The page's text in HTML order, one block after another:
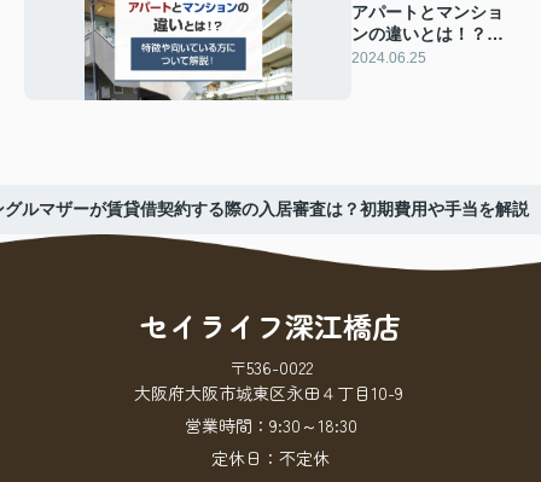
アパートとマンショ
ンの違いとは！？特
徴や向いている方に
2024.06.25
グルマザーが賃貸借契約する際の入居審査は？初期費用や手当を解説
セイライフ深江橋店
〒536-0022
大阪府大阪市城東区永田４丁目10-9
営業時間： 9:30～18:30
定休日： 不定休